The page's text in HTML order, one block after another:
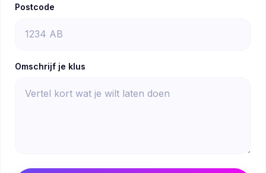
Postcode
Omschrijf je klus